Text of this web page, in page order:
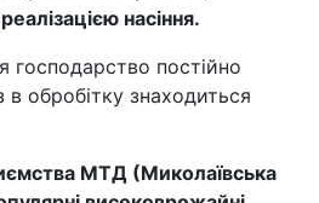
насіння.
господарство постійно
обробітку знаходиться
МТД (Миколаївська